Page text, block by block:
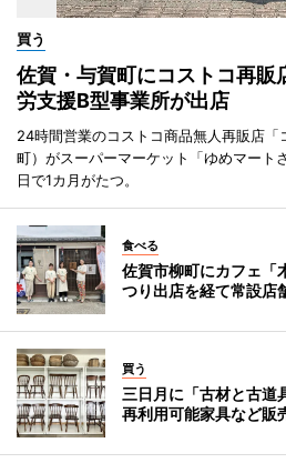
買う
佐賀・与賀町にコストコ再
労支援B型事業所が出店
24時間営業のコストコ商品無人再販店「
町）がスーパーマーケット「ゆめマート
日で1カ月がたつ。
食べる
佐賀市柳町にカフェ
つり出店を経て常設店
買う
三日月に「古材と古
再利用可能家具など販